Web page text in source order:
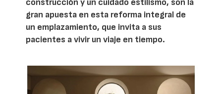
construcción y un cuidado estilismo, son la
gran apuesta en esta reforma integral de
un emplazamiento, que invita a sus
pacientes a vivir un viaje en tiempo.